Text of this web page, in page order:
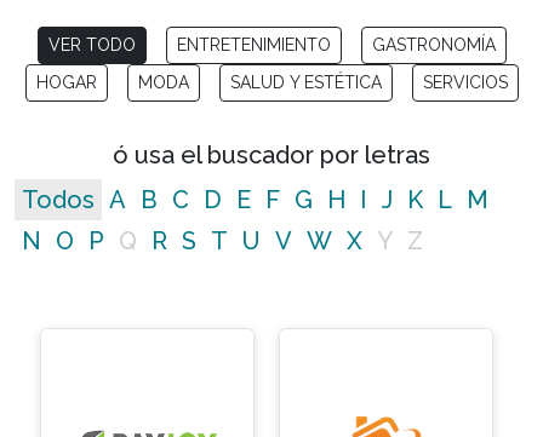
VER TODO ENTRETENIMIENTO
GASTRONOMÍA
HOGAR
MODA SALUD Y ESTÉTICA SERVICIOS
ó usa el buscador por letras
Todos A B C D E F G H I J K L M
N
O P Q R S T U V W X Y Z